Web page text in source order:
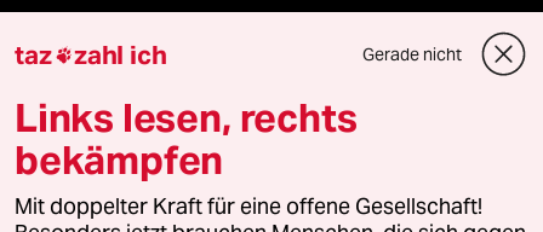
Ressorts
Politik
Öko
taz zahl ich Gerade nicht
Links lesen, rechts
bekämpfen
Mit doppelter Kraft für eine offene Gesellschaft!